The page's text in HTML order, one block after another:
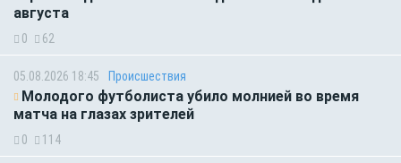
августа
0 62
05.08.2026 18:45 Происшествия
Молодого футболиста убило молнией во время
матча на глазах зрителей
0 114